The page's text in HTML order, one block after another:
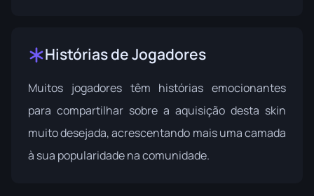
Histórias de Jogadores
Muitos jogadores têm histórias emocionantes
para compartilhar sobre a aquisição desta skin
muito desejada, acrescentando mais uma camada
à sua popularidade na comunidade.